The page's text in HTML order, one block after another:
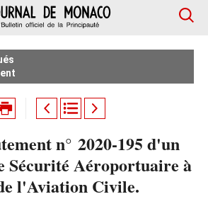
n° 2020-195 d'un
Sécurité Aéroportuaire à
l'Aviation Civile.